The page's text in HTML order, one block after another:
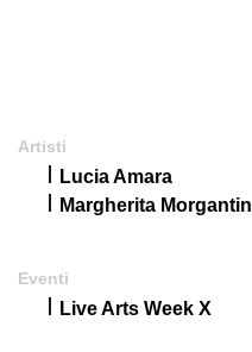
Artisti
Lucia Amara
Margherita Morgantin
Eventi
Live Arts Week X